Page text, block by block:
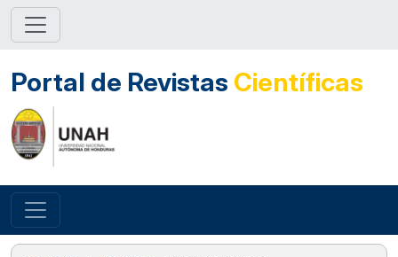
Portal de Revistas Científicas